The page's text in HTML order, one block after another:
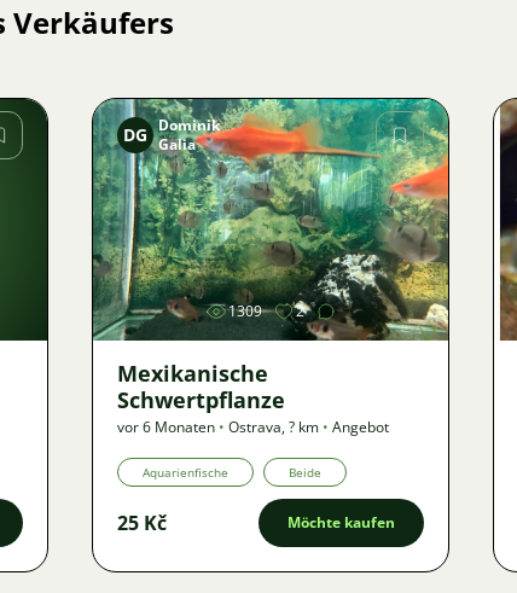
Verkäufers
Bild
DG Dominik
Galia
1309 2
Mexikanische
Schwertpflanze
vor 6 Monaten • Ostrava,? km • Angebot
Aquarienfische Beide
25 Kč Möchte kaufen